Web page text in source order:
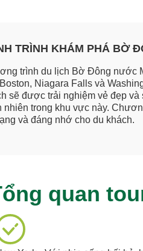
TRÌNH KHÁM PHÁ BỜ
trình du lịch Bờ Đông nước
Niagara Falls và
sẽ được trải nghiệm vẻ đẹp
nhiên trong khu vực này.
và đáng nhớ cho du khách.
quan